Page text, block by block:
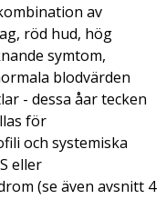
av
röd hud, hög
symtom,
blodvärden
- dessa åar tecken
för
och systemiska
eller
(se även avsnitt 4